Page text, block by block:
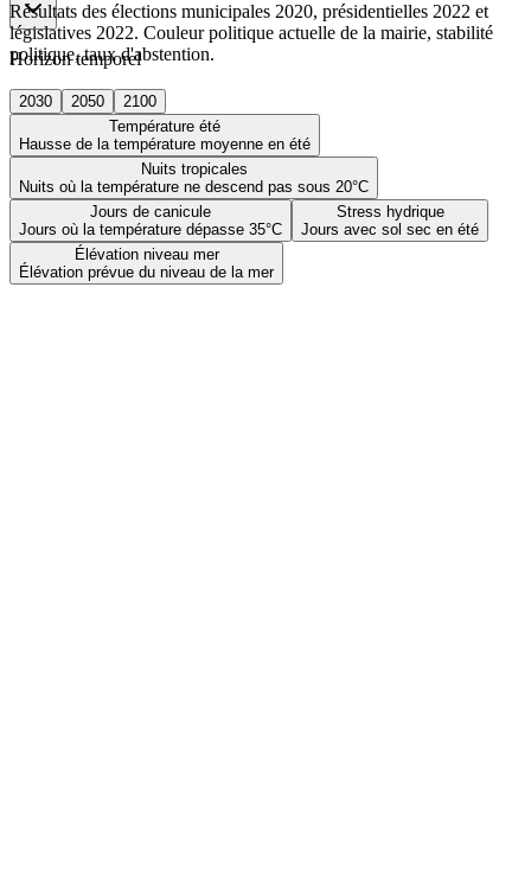
Horizon temporel
2030 2050
2100
Température été
Hausse de la température moyenne en été
Nuits tropicales
Nuits où la température ne descend pas sous 20°C
Jours de canicule
Jours où la température dépasse 35°C
Stress hydrique
Jours avec sol sec en été
Élévation niveau mer
Élévation prévue du niveau de la mer
Résultats des élections municipales 2020, présidentielles 2022 et
législatives 2022. Couleur politique actuelle de la mairie, stabilité
politique, taux d'abstention.